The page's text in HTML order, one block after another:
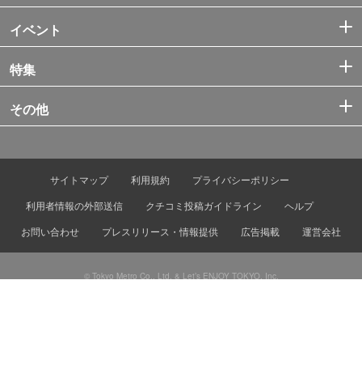
イベント
特集
その他
サイトマップ 利用規約
プライバシーポリシー
利用者情報の外部送信
クチコミ投稿ガイドライン
ヘルプ
お問い合わせ
プレスリリース・情報提供 広告掲載 運営会社
© Tokyo Metro Co., Ltd. & Let’s ENJOY TOKYO, Inc.